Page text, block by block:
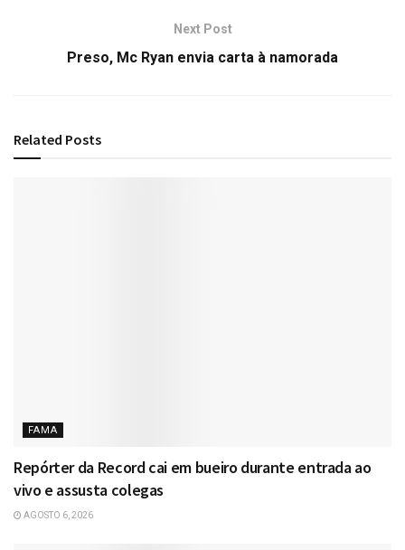
Next Post
Preso, Mc Ryan envia carta à namorada
Related Posts
FAMA
Repórter da Record cai em bueiro durante entrada ao
vivo e assusta colegas
AGOSTO 6, 2026